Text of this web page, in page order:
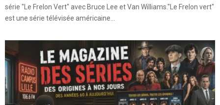
série "Le Frelon Vert" avec Bruce Lee et Van Williams."Le Frelon vert"
est une série télévisée américaine...